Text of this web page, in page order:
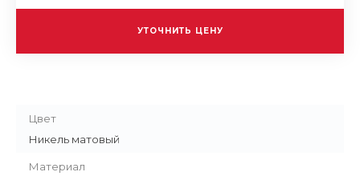
УТОЧНИТЬ ЦЕНУ
Цвет
Никель матовый
Материал